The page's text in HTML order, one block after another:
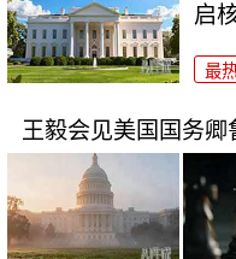
启
最
王毅会见美国国务卿